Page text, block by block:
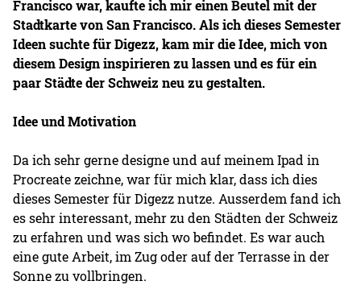
Francisco war, kaufte ich mir einen Beutel mit der
Stadtkarte von San Francisco. Als ich dieses Semester
Ideen suchte für Digezz, kam mir die Idee, mich von
diesem Design inspirieren zu lassen und es für ein
paar Städte der Schweiz neu zu gestalten.
Idee und Motivation
Da ich sehr gerne designe und auf meinem Ipad in
Procreate zeichne, war für mich klar, dass ich dies
dieses Semester für Digezz nutze. Ausserdem fand ich
es sehr interessant, mehr zu den Städten der Schweiz
zu erfahren und was sich wo befindet. Es war auch
eine gute Arbeit, im Zug oder auf der Terrasse in der
Sonne zu vollbringen.